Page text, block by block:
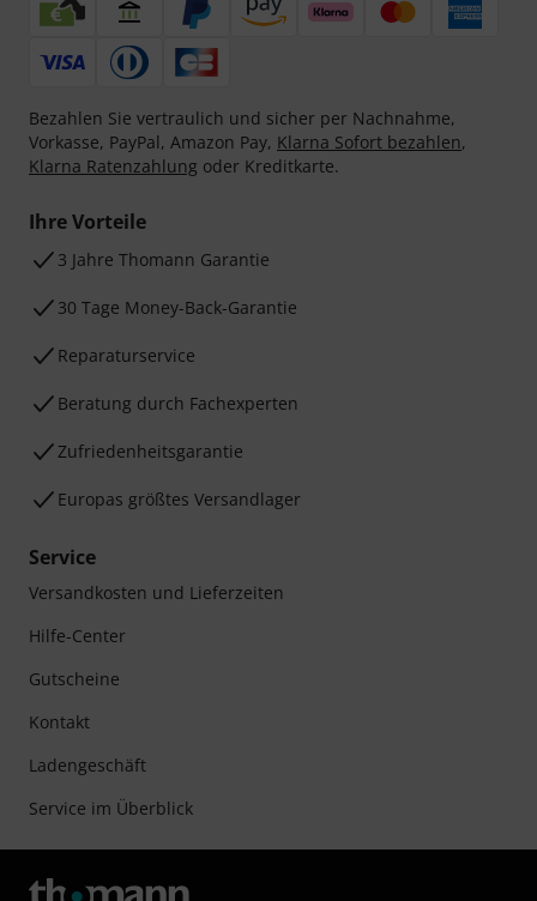
Bezahlen Sie vertraulich und sicher per Nachnahme,
Vorkasse, PayPal, Amazon Pay, Klarna Sofort bezahlen,
Klarna Ratenzahlung oder Kreditkarte.
Ihre Vorteile
3 Jahre Thomann Garantie
30 Tage Money-Back-Garantie
Reparaturservice
Beratung durch Fachexperten
Zufriedenheitsgarantie
Europas größtes Versandlager
Service
Versandkosten und Lieferzeiten
Hilfe-Center
Gutscheine
Kontakt
Ladengeschäft
Service im Überblick